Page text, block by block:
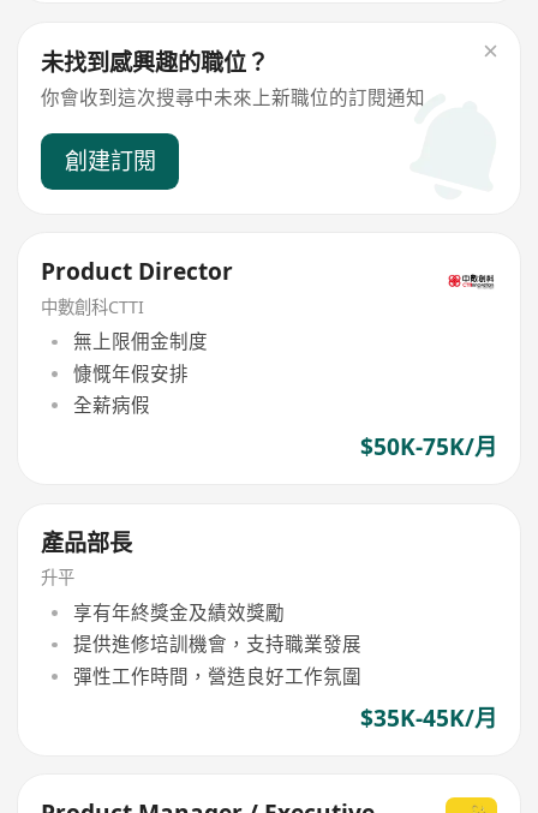
未找到感興趣的職位？
你會收到這次搜尋中未來上新職位的訂閱通知
創建訂閱
Product Director
中數創科CTTI
無上限佣金制度
慷慨年假安排
全薪病假
$50K-75K/月
產品部長
升平
享有年終獎金及績效獎勵
提供進修培訓機會，支持職業發展
彈性工作時間，營造良好工作氛圍
$35K-45K/月